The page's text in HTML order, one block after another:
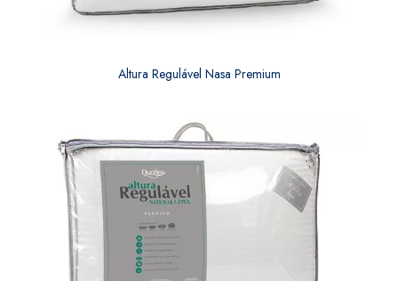
Altura Regulável Nasa Premium